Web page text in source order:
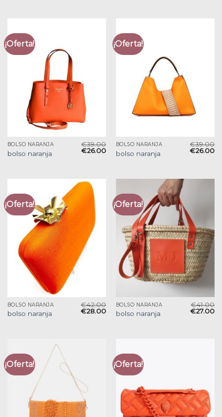
¡Oferta!
BOLSO NARANJA
bolso naranja
€39.00
€26.00
¡Oferta!
BOLSO NARANJA
bolso naranja
€39.00
€26.00
¡Oferta!
BOLSO NARANJA
bolso naranja
€42.00
€28.00
¡Oferta!
BOLSO NARANJA
bolso naranja
€41.00
€27.00
¡Oferta! ¡Oferta!